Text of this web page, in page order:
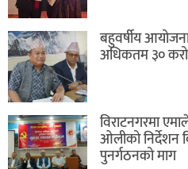
बहुवर्षीय
अधिकतम ३०
विराटनगरमा
ओलीको निर्देशन
पुनर्गठनको माग